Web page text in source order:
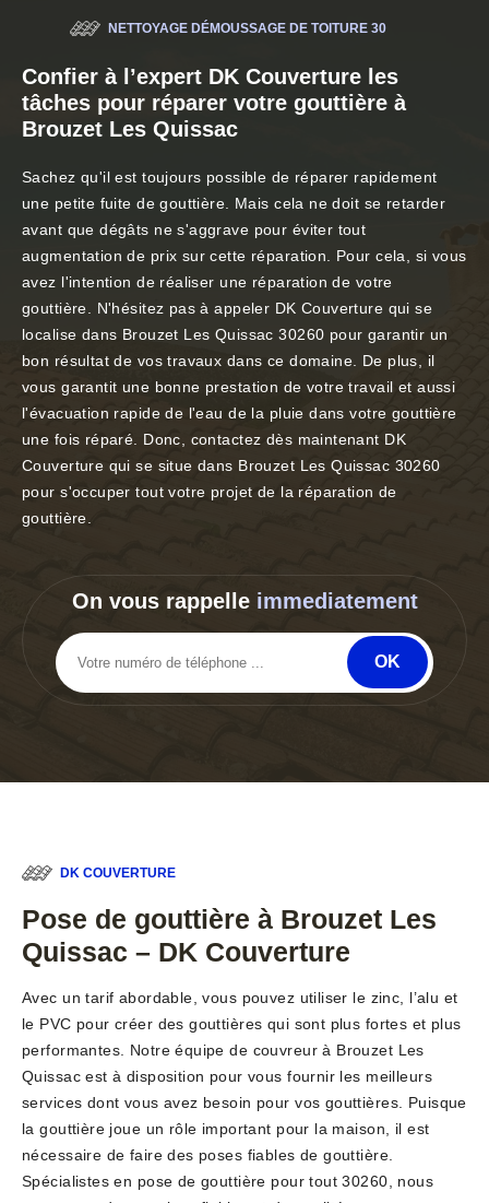
NETTOYAGE DÉMOUSSAGE DE TOITURE 30
Confier à l’expert DK Couverture les
tâches pour réparer votre gouttière à
Brouzet Les Quissac
Sachez qu'il est toujours possible de réparer rapidement
une petite fuite de gouttière. Mais cela ne doit se retarder
avant que dégâts ne s'aggrave pour éviter tout
augmentation de prix sur cette réparation. Pour cela, si vous
avez l'intention de réaliser une réparation de votre
gouttière. N'hésitez pas à appeler DK Couverture qui se
localise dans Brouzet Les Quissac 30260 pour garantir un
bon résultat de vos travaux dans ce domaine. De plus, il
vous garantit une bonne prestation de votre travail et aussi
l'évacuation rapide de l'eau de la pluie dans votre gouttière
une fois réparé. Donc, contactez dès maintenant DK
Couverture qui se situe dans Brouzet Les Quissac 30260
pour s'occuper tout votre projet de la réparation de
gouttière.
On vous rappelle immediatement
DK COUVERTURE
Pose de gouttière à Brouzet Les
Quissac – DK Couverture
Avec un tarif abordable, vous pouvez utiliser le zinc, l’alu et
le PVC pour créer des gouttières qui sont plus fortes et plus
performantes. Notre équipe de couvreur à Brouzet Les
Quissac est à disposition pour vous fournir les meilleurs
services dont vous avez besoin pour vos gouttières. Puisque
la gouttière joue un rôle important pour la maison, il est
nécessaire de faire des poses fiables de gouttière.
Spécialistes en pose de gouttière pour tout 30260, nous